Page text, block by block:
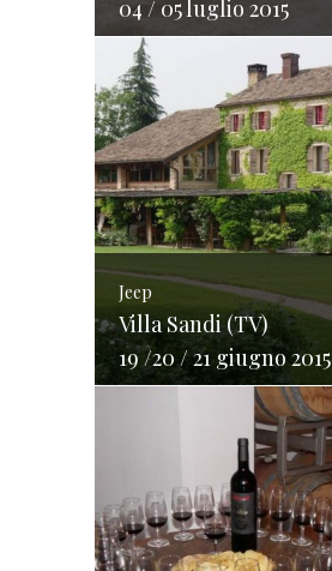
04 / 05 luglio 2015
Jeep
Villa Sandi (TV)
19 /20 / 21 giugno 2015